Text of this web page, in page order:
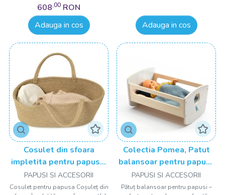
608,00 RON
Adauga in cos
Adauga in cos
Cosulet din sfoara
impletita pentru papusa,
Egmont Toys
PAPUSI SI ACCESORII
Cosulet pentru papusa Coșuleț din
Colectia Pomea, Patut
balansoar pentru papusi,
Djeco
PAPUSI SI ACCESORII
Pătuț balansoar pentru papusi –